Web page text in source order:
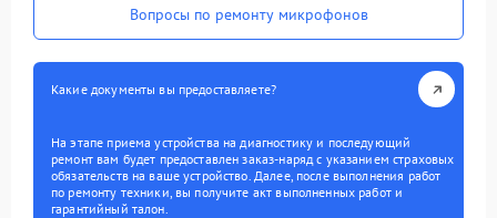
Вопросы по ремонту микрофонов
Какие документы вы предоставляете?
На этапе приема устройства на диагностику и последующий
ремонт вам будет предоставлен заказ-наряд с указанием страховых
обязательств на ваше устройство. Далее, после выполнения работ
по ремонту техники, вы получите акт выполненных работ и
гарантийный талон.